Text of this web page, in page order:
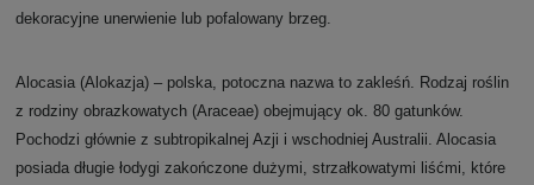
dekoracyjne unerwienie lub pofalowany brzeg.
Alocasia (Alokazja) – polska, potoczna nazwa to zakleśń. Rodzaj roślin
z rodziny obrazkowatych (Araceae) obejmujący ok. 80 gatunków.
Pochodzi głównie z subtropikalnej Azji i wschodniej Australii. Alocasia
posiada długie łodygi zakończone dużymi, strzałkowatymi liśćmi, które